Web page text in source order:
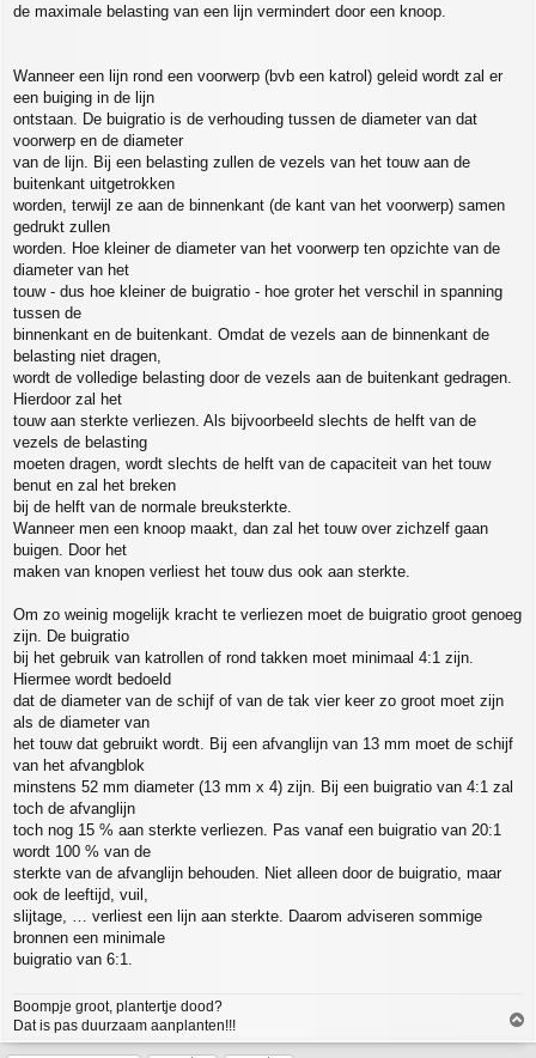
de maximale belasting van een lijn vermindert door een knoop.
Wanneer een lijn rond een voorwerp (bvb een katrol) geleid wordt zal er
een buiging in de lijn
ontstaan. De buigratio is de verhouding tussen de diameter van dat
voorwerp en de diameter
van de lijn. Bij een belasting zullen de vezels van het touw aan de
buitenkant uitgetrokken
worden, terwijl ze aan de binnenkant (de kant van het voorwerp) samen
gedrukt zullen
worden. Hoe kleiner de diameter van het voorwerp ten opzichte van de
diameter van het
touw - dus hoe kleiner de buigratio - hoe groter het verschil in spanning
tussen de
binnenkant en de buitenkant. Omdat de vezels aan de binnenkant de
belasting niet dragen,
wordt de volledige belasting door de vezels aan de buitenkant gedragen.
Hierdoor zal het
touw aan sterkte verliezen. Als bijvoorbeeld slechts de helft van de
vezels de belasting
moeten dragen, wordt slechts de helft van de capaciteit van het touw
benut en zal het breken
bij de helft van de normale breuksterkte.
Wanneer men een knoop maakt, dan zal het touw over zichzelf gaan
buigen. Door het
maken van knopen verliest het touw dus ook aan sterkte.
Om zo weinig mogelijk kracht te verliezen moet de buigratio groot genoeg
zijn. De buigratio
bij het gebruik van katrollen of rond takken moet minimaal 4:1 zijn.
Hiermee wordt bedoeld
dat de diameter van de schijf of van de tak vier keer zo groot moet zijn
als de diameter van
het touw dat gebruikt wordt. Bij een afvanglijn van 13 mm moet de schijf
van het afvangblok
minstens 52 mm diameter (13 mm x 4) zijn. Bij een buigratio van 4:1 zal
toch de afvanglijn
toch nog 15 % aan sterkte verliezen. Pas vanaf een buigratio van 20:1
wordt 100 % van de
sterkte van de afvanglijn behouden. Niet alleen door de buigratio, maar
ook de leeftijd, vuil,
slijtage, … verliest een lijn aan sterkte. Daarom adviseren sommige
bronnen een minimale
buigratio van 6:1.
Boompje groot, plantertje dood?
Dat is pas duurzaam aanplanten!!!
o